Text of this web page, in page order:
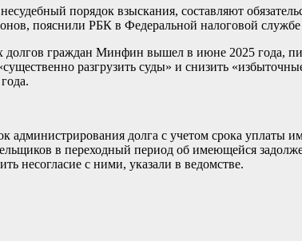
порядок взыскания, составляют
пояснили РБК в Федеральной налоговой
граждан Минфин вышел в июне 2025 года,
разгрузить суды» и снизить
администрирования долга с учетом срока уплаты
в переходный период об имеющейся
несогласие с ними, указали в ведомстве.